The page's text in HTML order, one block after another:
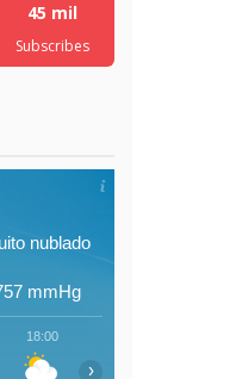
45 mil
Subscribes
nublado
mmHg
18:00
›